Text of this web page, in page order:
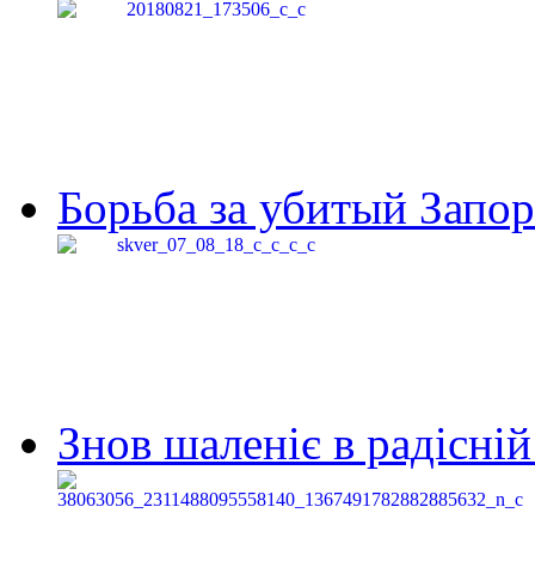
Борьба за убитый
Знов шаленіє в